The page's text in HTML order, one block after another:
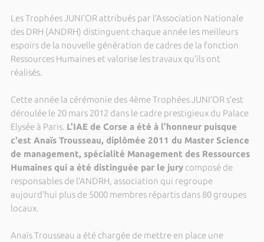
Les Trophées JUNI’OR attribués par l’Association Nationale
des DRH (ANDRH) distinguent chaque année les meilleurs
espoirs de la nouvelle génération de cadres de la fonction
Ressources Humaines et valorise les travaux qu’ils ont
réalisés.
Cette année la cérémonie des 4ème Trophées JUNI’OR s’est
déroulée le 20 mars 2012 dans le cadre prestigieux du Palace
Elysée à Paris. L’IAE de Corse a été à l’honneur puisque
c'est Anaïs Trousseau, diplômée 2011 du Master Science
de management, spécialité Management des Ressources
Humaines qui a été distinguée par le jurycomposé de
responsables de l’ANDRH, association qui regroupe
aujourd’hui plus de 5000 membres répartis dans 80 groupes
locaux.
Anaïs Trousseau a été chargée de mettre en place une